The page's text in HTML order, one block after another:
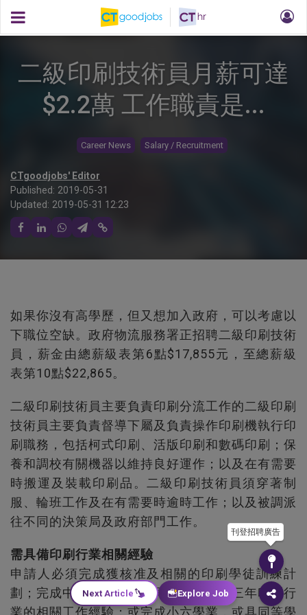
二級印刷技術員月薪可達
$2.2萬 工作職責是...
Career News Salary / Recruitment
CTgoodjobs' Editor
Published: 2019-05-31
Updated: 2019-05-31 12:23
如果你沒有高學歷，但又想加入政府，可以考慮以
下職位空缺。政府物流服務署正招聘二級印刷技術
員，薪金由總薪級表第6點$17,855元，至總薪級
表第10點$22,865。
二級印刷技術員主要負責印刷分流工作的二級印刷
技術員主要負責督導下屬及負責操作印刷機執行印
刷職務，包括柯式印刷、活版印刷和數碼印刷；保
養和調校有關機器以維持良好運作；以及在有需要
時搬運及裝載印刷品。二級印刷技術員須穿著制
服、輪班工作及在有需要時逾時工作；以及被調派
往不同的決策局及政府部門工作。
需具備印刷行業相關經驗
申請人必須完成獲核准及相關的印刷學徒訓練計
劃；完成中三學業，或具同等學歷，及三年印刷行
業的相關工作經驗；或完成小六學業，或具同等學
刊登招聘廣告
Next Article Explore Job